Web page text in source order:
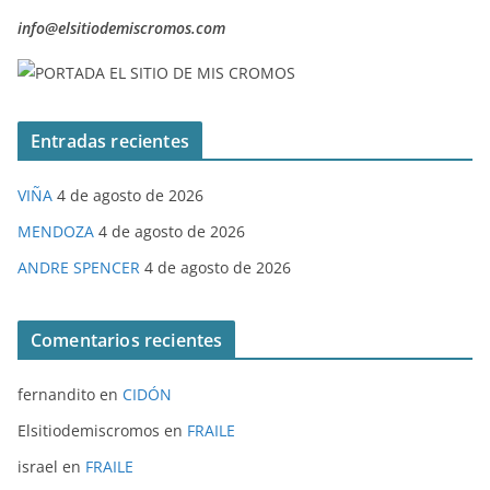
info@elsitiodemiscromos.com
Entradas recientes
VIÑA 4 de agosto de 2026
MENDOZA 4 de agosto de 2026
ANDRE SPENCER 4 de agosto de 2026
Comentarios recientes
fernandito en CIDÓN
Elsitiodemiscromos en FRAILE
israel en FRAILE